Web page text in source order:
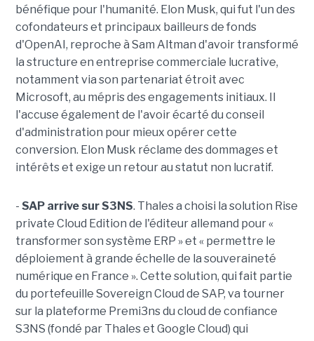
bénéfique pour l'humanité. Elon Musk, qui fut l'un des
cofondateurs et principaux bailleurs de fonds
d'OpenAI, reproche à Sam Altman d'avoir transformé
la structure en entreprise commerciale lucrative,
notamment via son partenariat étroit avec
Microsoft, au mépris des engagements initiaux. Il
l'accuse également de l'avoir écarté du conseil
d'administration pour mieux opérer cette
conversion. Elon Musk réclame des dommages et
intérêts et exige un retour au statut non lucratif.
- SAP arrive sur S3NS. Thales a choisi la solution Rise
private Cloud Edition de l'éditeur allemand pour «
transformer son système ERP » et « permettre le
déploiement à grande échelle de la souveraineté
numérique en France ». Cette solution, qui fait partie
du portefeuille Sovereign Cloud de SAP, va tourner
sur la plateforme Premi3ns du cloud de confiance
S3NS (fondé par Thales et Google Cloud) qui